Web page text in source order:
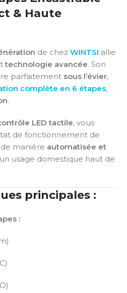
& Haute
de chez WINTSI allie
technologie avancée. Son
parfaitement sous l’évier,
complète en 6 étapes,
.
LED tactile, vous
de fonctionnement de
manière automatisée et
usage domestique haut de
principales :
: